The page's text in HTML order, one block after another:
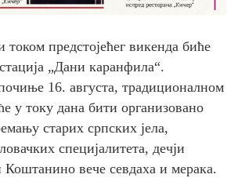
предстојећег викенда биће
„Дани каранфила“.
16. августа, традиционалном
у току дана бити организовано
старих српских јела,
специјалитета, дечји
Коштанино вече севдаха и мерака.